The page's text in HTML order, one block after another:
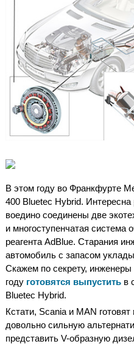
В этом году во Франкфурте
400 Bluetec Hybrid. Интересна
воедино соединены две
и многоступенчатая система
реагента AdBlue. Старания
автомобиль с запасом
Скажем по секрету, инженеры
году готовятся выпустить в
Bluetec Hybrid.
Кстати, Scania и MAN
довольно сильную
представить V-образную